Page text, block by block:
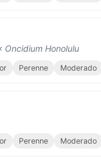
Oncidium Honolulu
Perenne Moderado
Perenne Moderado